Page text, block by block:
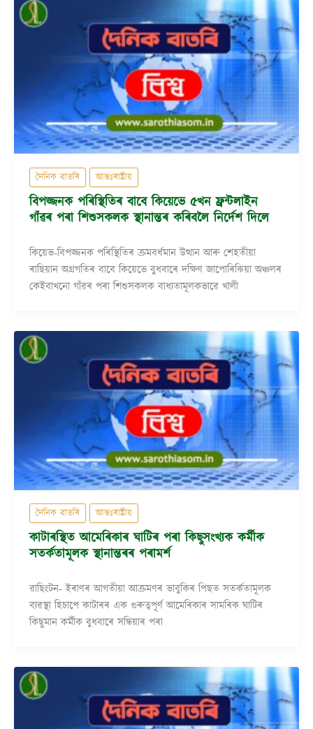
দৈনিক বাতৰি আন্তঃৰাষ্ট্ৰীয়
বিপজ্জনক পৰিস্থিতিৰ বাবে কিয়েভে ৫খন ফ্ৰন্টলাইন
গাঁৱৰ পৰা শিশুসকলক স্থানান্তৰ কৰিবলৈ নিৰ্দেশ দিলে
কিয়েভ-বিপজ্জনক পৰিস্থিতিৰ ক্ৰমবৰ্ধমান উত্থান আৰু শেহতীয়া
ৰাছিয়ান অগ্ৰগতিৰ বাবে কিয়েভে বুধবাৰে দক্ষিণ জাপোৰিঝিয়া অঞ্চলৰ
কেইবাখনো গাঁৱৰ পৰা শিশুসকলক বাধ্যতামূলকভাৱে খালী
দৈনিক বাতৰি আন্তঃৰাষ্ট্ৰীয়
কাটাৰস্থিত আমেৰিকাৰ ঘাটিৰ পৰা কিছুসংখ্যক কৰ্মীক
সতৰ্কতামূলক স্থানান্তৰৰ পৰামৰ্শ
ৱাছিংটন- ইৰাণৰ আগতীয়া আক্ৰমণৰ ভাবুকিৰ পিছত সতৰ্কতামূলক
ব্যৱস্থা হিচাপে কাটাৰৰ এক গুৰুত্বপূৰ্ণ আমেৰিকাৰ সামৰিক ঘাটিৰ
কিছুমান কৰ্মীক বুধবাৰে সন্ধিয়াৰ পৰা